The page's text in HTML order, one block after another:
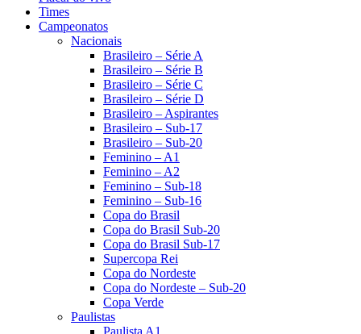
Times
Campeonatos
Nacionais
Brasileiro – Série A
Brasileiro – Série B
Brasileiro – Série C
Brasileiro – Série D
Brasileiro – Aspirantes
Brasileiro – Sub-17
Brasileiro – Sub-20
Feminino – A1
Feminino – A2
Feminino – Sub-18
Feminino – Sub-16
Copa do Brasil
Copa do Brasil Sub-20
Copa do Brasil Sub-17
Supercopa Rei
Copa do Nordeste
Copa do Nordeste – Sub-20
Copa Verde
Paulistas
Paulista A1